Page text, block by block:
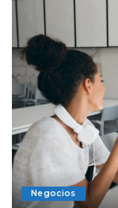
Negocios